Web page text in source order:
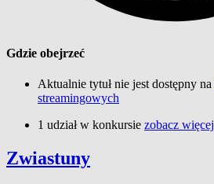
Gdzie obejrzeć
Aktualnie tytuł nie jest dostępny na
streamingowych
1 udział w konkursie zobacz więcej
Zwiastuny